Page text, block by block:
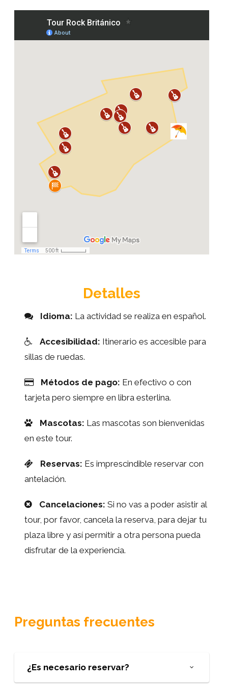
Detalles
Idioma: La actividad se realiza en español.
Accesibilidad: Itinerario es accesible para
sillas de ruedas.
Métodos de pago: En efectivo o con
tarjeta pero siempre en libra esterlina.
Mascotas: Las mascotas son bienvenidas
en este tour.
Reservas: Es imprescindible reservar con
antelación.
Cancelaciones: Si no vas a poder asistir al
tour, por favor, cancela la reserva, para dejar tu
plaza libre y así permitir a otra persona pueda
disfrutar de la experiencia.
Preguntas frecuentes
¿Es necesario reservar?